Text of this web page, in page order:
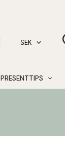
PRESENTTIPS